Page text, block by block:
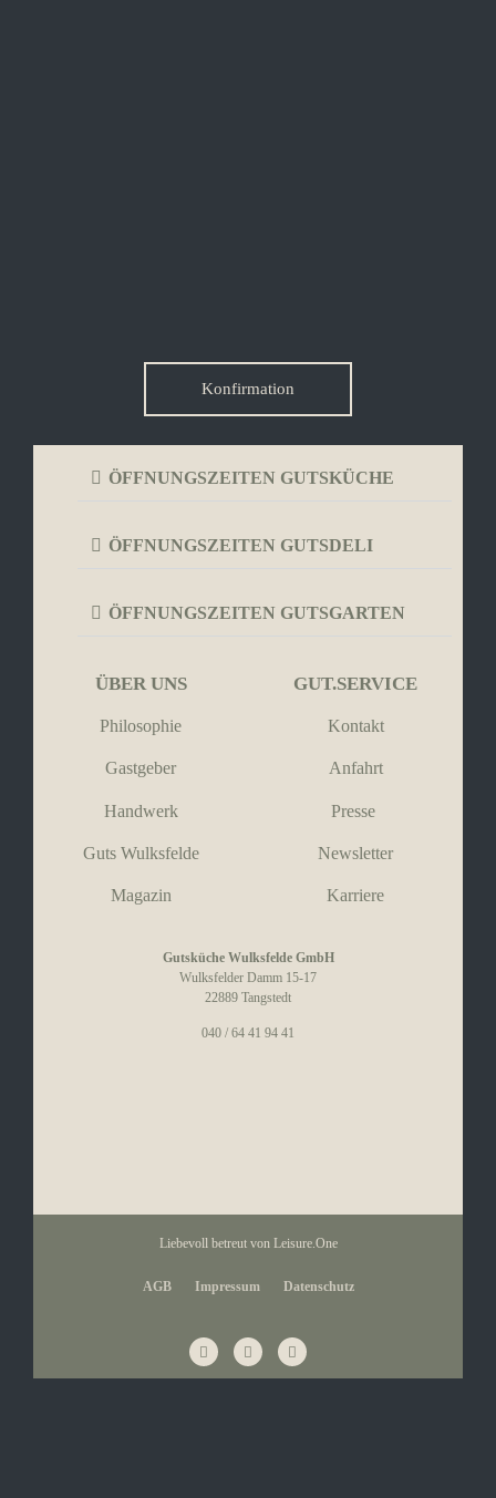
Konfirmation
ÖFFNUNGSZEITEN GUTSKÜCHE
ÖFFNUNGSZEITEN GUTSDELI
ÖFFNUNGSZEITEN GUTSGARTEN
ÜBER UNS
Philosophie
Gastgeber
Handwerk
Guts Wulksfelde
Magazin
GUT.SERVICE
Kontakt
Anfahrt
Presse
Newsletter
Karriere
Gutsküche Wulksfelde GmbH
Wulksfelder Damm 15-17
22889 Tangstedt
040 / 64 41 94 41
Liebevoll betreut von Leisure.One
AGB Impressum Datenschutz